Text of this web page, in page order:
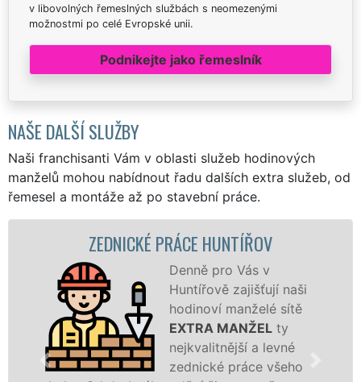
v libovolných řemeslných službách s neomezenými
možnostmi po celé Evropské unii.
Podnikejte jako řemeslník
NAŠE DALŠÍ SLUŽBY
Naši franchisanti Vám v oblasti služeb hodinových
manželů mohou nabídnout řadu dalších extra služeb, od
řemesel a montáže až po stavební práce.
ZEDNICKÉ PRÁCE HUNTÍŘOV
Denně pro Vás v
Huntířově zajišťují naši
hodinoví manželé sítě
EXTRA MANŽELty
nejkvalitnější a levné
zednické práce všeho